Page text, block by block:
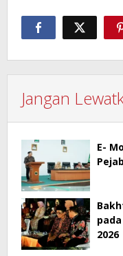
Jangan
E-
2026